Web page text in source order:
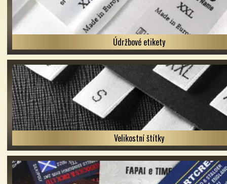
Údržbové etikety
Velikostní štítky